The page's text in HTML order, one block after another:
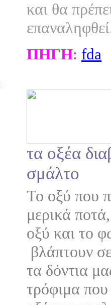
και θα
ΠΗΓΗ: fda
τα οξέα
σμάλτο
Το οξύ που
μερικά
οξύ και το
βλάπτουν
τα δόντια
τρόφιμα που